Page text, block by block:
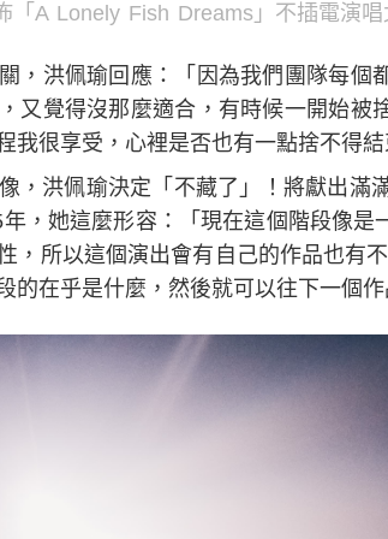
「A Lonely Fish Dreams」不插電演唱
，洪佩瑜回應：「因為我們團隊每個
又覺得沒那麼適合，有時候一開始
我很享受，心裡是否也有一點捨不得
，洪佩瑜決定「不藏了」！將獻出滿
，她這麼形容：「現在這個階段像
，所以這個演出會有自己的作品也有
的在乎是什麼，然後就可以往下一個作